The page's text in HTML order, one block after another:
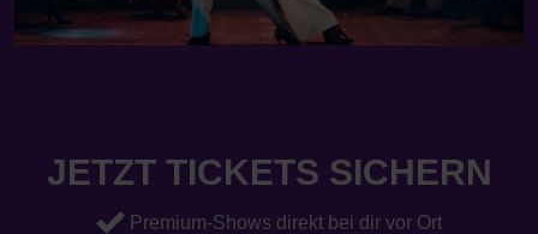
JETZT TICKETS SICHERN
Premium-Shows direkt bei dir vor Ort